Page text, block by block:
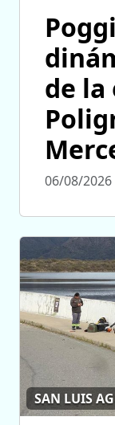
de la
06/08/2026
SAN LUIS